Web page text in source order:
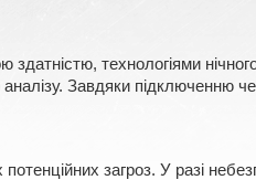
технологіями
Завдяки підключенню
загроз. У разі